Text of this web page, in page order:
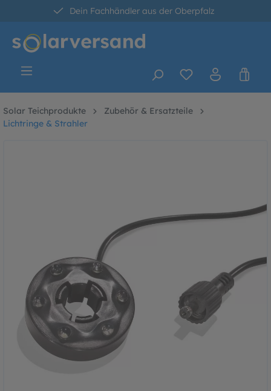
springen
Dein Fachhändler aus der Oberpfalz
30 Tage kostenlose Retoure
Solar Teichprodukte
Zubehör & Ersatzteile
Lichtringe & Strahler